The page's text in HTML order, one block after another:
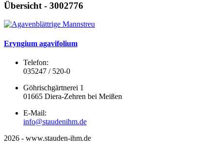
Übersicht - 3002776
Eryngium agavifolium
Telefon:
035247 / 520-0
Göhrischgärtnerei 1
01665 Diera-Zehren bei Meißen
E-Mail:
info@staudenihm.de
2026 - www.stauden-ihm.de